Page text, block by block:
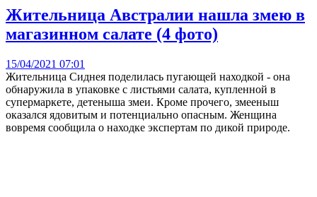
Жительница Австралии нашла змею в
магазинном салате (4 фото)
15/04/2021 07:01
Жительница Сиднея поделилась пугающей находкой - она
обнаружила в упаковке с листьями салата, купленной в
супермаркете, детеныша змеи. Кроме прочего, змееныш
оказался ядовитым и потенциально опасным. Женщина
вовремя сообщила о находке экспертам по дикой природе.